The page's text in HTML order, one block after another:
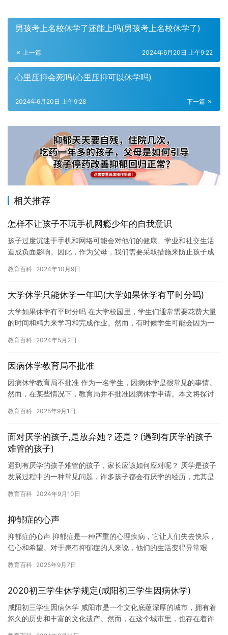
男孩考上名校休学了还能上吗(男孩考上名校休学了)
上一篇 2024年6月20日 上午9:22
心里压抑会死吗(心里压抑可以休学吗)
下一篇
2024年6月20日 上午9:28
相关推荐
怎样不让孩子不玩手机网瘾少年的自我意识
孩子过度沉迷于手机和网络可能会对他们的健康、学业和社交生活
造成负面影响。因此，作为父母，我们需要采取措施来防止孩子成
渠…
教育百科 2024年10月9日
大学休学只能休学一年吗(大学如果休学有平时分吗)
大学如果休学有平时分吗 在大学校园里，学生们通常需要花费大量
的时间和精力来学习和完成作业。然而，有时候学生可能会因为一
下，…
教育百科 2024年5月2日
因病休学教育局不批准
因病休学教育局不批准 作为一名学生，因病休学是很常见的事情。
然而，在某些情况下，教育局并不批准因病休学申请。本文将探讨
有…
教育百科 2025年9月1日
面对厌学的孩子,是放弃她？还是？(遇到有厌学的孩子
难管的孩子)
遇到有厌学的孩子难管的孩子，家长应该如何应对呢？ 厌学是孩子
发展过程中的一种常见问题，许多孩子都会有厌学的经历，尤其是
这种…
教育百科 2024年9月10日
抑郁症的心声
抑郁症的心声 抑郁症是一种严重的心理疾病，它让人们失去快乐，
信心和希望。对于患有抑郁症的人来说，他们的生活变得异常艰
愈的，…
教育百科 2025年9月7日
2020初三学生休学规定(咸阳初三学生因病休学)
咸阳初三学生因病休学 咸阳市是一个文化底蕴深厚的城市，拥有着
悠久的历史和丰富的文化遗产。然而，在这个城市里，也存在着许